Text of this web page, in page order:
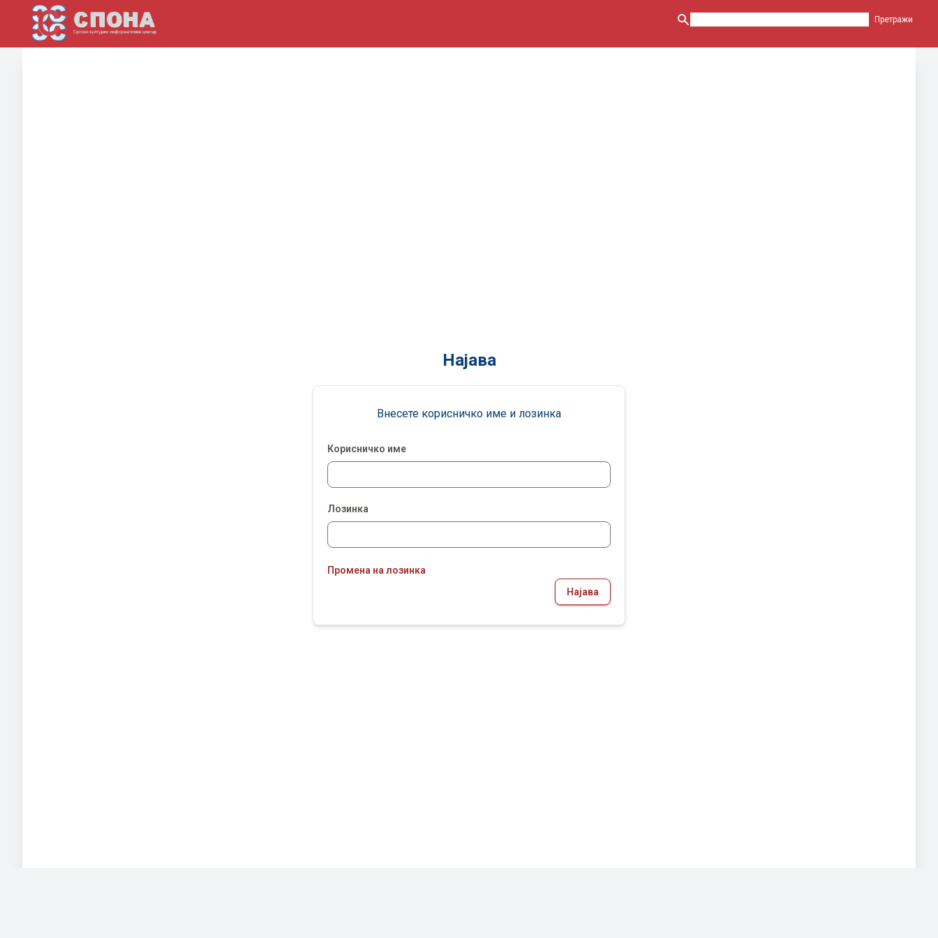
Најава
Внесете корисничко име и лозинка
Корисничко име
Лозинка
Промена на лозинка
Најава